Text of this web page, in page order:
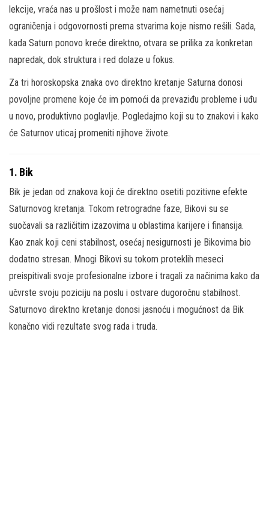
lekcije, vraća nas u prošlost i može nam nametnuti osećaj
ograničenja i odgovornosti prema stvarima koje nismo rešili. Sada,
kada Saturn ponovo kreće direktno, otvara se prilika za konkretan
napredak, dok struktura i red dolaze u fokus.
Za tri horoskopska znaka ovo direktno kretanje Saturna donosi
povoljne promene koje će im pomoći da prevaziđu probleme i uđu
u novo, produktivno poglavlje. Pogledajmo koji su to znakovi i kako
će Saturnov uticaj promeniti njihove živote.
1. Bik
Bik je jedan od znakova koji će direktno osetiti pozitivne efekte
Saturnovog kretanja. Tokom retrogradne faze, Bikovi su se
suočavali sa različitim izazovima u oblastima karijere i finansija.
Kao znak koji ceni stabilnost, osećaj nesigurnosti je Bikovima bio
dodatno stresan. Mnogi Bikovi su tokom proteklih meseci
preispitivali svoje profesionalne izbore i tragali za načinima kako da
učvrste svoju poziciju na poslu i ostvare dugoročnu stabilnost.
Saturnovo direktno kretanje donosi jasnoću i mogućnost da Bik
konačno vidi rezultate svog rada i truda.